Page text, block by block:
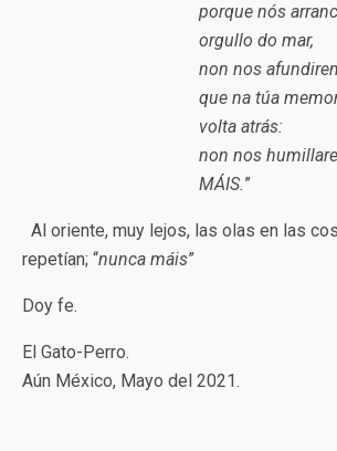
porque nós
orgullo do mar,
non nos
que na túa
volta atrás:
non nos
MÁIS.”
Al oriente, muy lejos, las olas en las
repetían; “nunca máis”
Doy fe.
El Gato-Perro.
Aún México, Mayo del 2021.